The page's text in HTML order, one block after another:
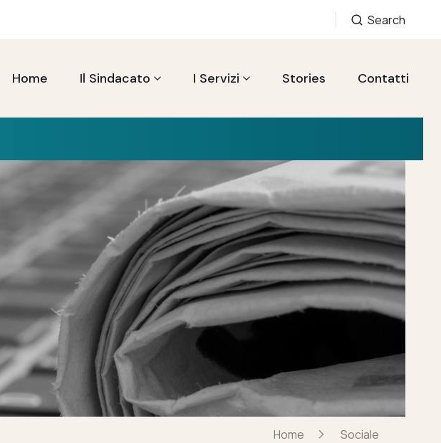
Search
Home Il Sindacato I Servizi Stories Contatti
Home Sociale